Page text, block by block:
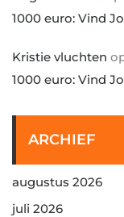
1000 euro: Vind
Kristie vluchten
1000 euro: Vind
ARCHIEF
augustus 2026
juli 2026